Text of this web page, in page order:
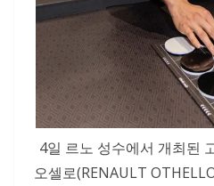
4일 르노 성수에서 개최된
오셀로(RENAULT